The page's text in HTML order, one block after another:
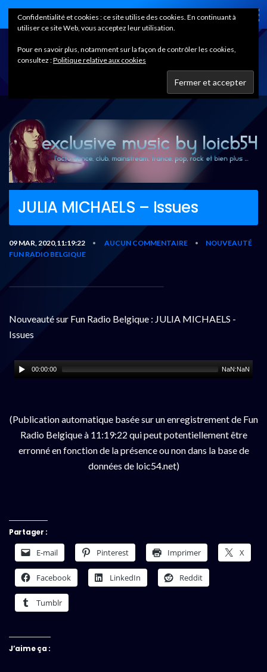
Home
JULIA MICHAELS – Issues
09 MAR, 2020,11:19:22 • AUCUN COMMENTAIRE •
NOUVEAUTÉ
FUN RADIO BELGIQUE
Nouveauté sur Fun Radio Belgique : JULIA MICHAELS -
Issues
00:00:00 NaN:NaN
(Publication automatique basée sur un enregistrement de Fun
Radio Belgique à 11:19:22 qui peut potentiellement être
erronné en fonction de la présence ou non dans la base de
données de loic54.net)
Partager :
E-mail Pinterest Imprimer X
Facebook LinkedIn Reddit
Tumblr
J’aime ça :
Confidentialité et cookies : ce site utilise des cookies. En continuant à
utiliser ce site Web, vous acceptez leur utilisation.
Pour en savoir plus, notamment sur la façon de contrôler les cookies,
consultez :Politique relative aux cookies